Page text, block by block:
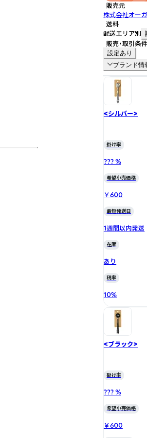
販売元
株式会社オー
送料
配送エリア別
販売・取引条件
設定あり
ブランド情
<シルバー>
掛け率
??? %
希望小売価格
￥600
最短発送日
1週間以内発送
在庫
あり
税率
10%
<ブラック>
掛け率
??? %
希望小売価格
￥600